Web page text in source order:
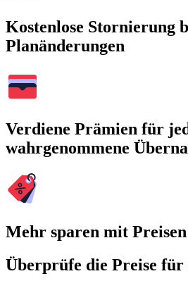
Kostenlose Stornierung
Planänderungen
Verdiene Prämien für
wahrgenommene
Mehr sparen mit
Überprüfe die Preise für